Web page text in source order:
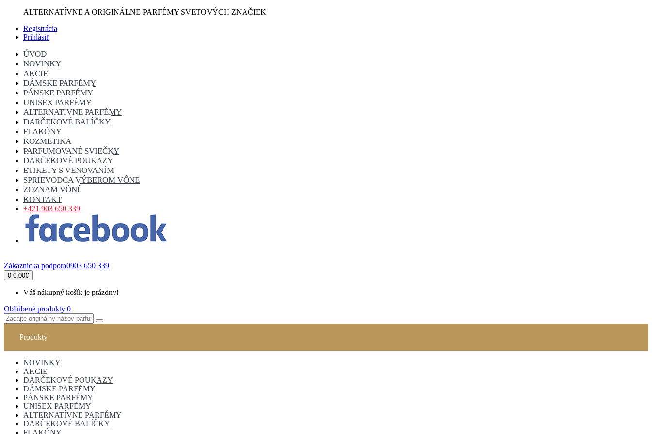
ALTERNATÍVNE A ORIGINÁLNE PARFÉMY SVETOVÝCH ZNAČIEK
Registrácia
Prihlásiť
ÚVOD
NOVINKY
AKCIE
DÁMSKE PARFÉMY
PÁNSKE PARFÉMY
UNISEX PARFÉMY
ALTERNATÍVNE PARFÉMY
DARČEKOVÉ BALÍČKY
FLAKÓNY
KOZMETIKA
PARFUMOVANÉ SVIEČKY
DARČEKOVÉ POUKAZY
ETIKETY S VENOVANÍM
SPRIEVODCA VÝBEROM VÔNE
ZOZNAM VÔNÍ
KONTAKT
+421 903 650 339
Zákaznícka podpora0903 650 339
0 0,00€
Váš nákupný košík je prázdny!
Obľúbené produkty 0
Produkty
NOVINKY
AKCIE
DARČEKOVÉ POUKAZY
DÁMSKE PARFÉMY
PÁNSKE PARFÉMY
UNISEX PARFÉMY
ALTERNATÍVNE PARFÉMY
DARČEKOVÉ BALÍČKY